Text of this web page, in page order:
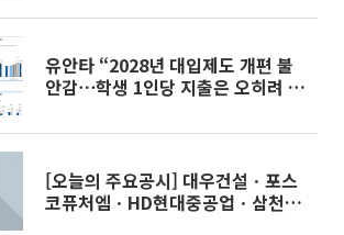
유안타 “2028년 대입제도 개편 불
안감⋯학생 1인당 지출은 오히려 증
[오늘의 주요공시] 대우건설ㆍ포스
코퓨처엠ㆍHD현대중공업ㆍ삼천리